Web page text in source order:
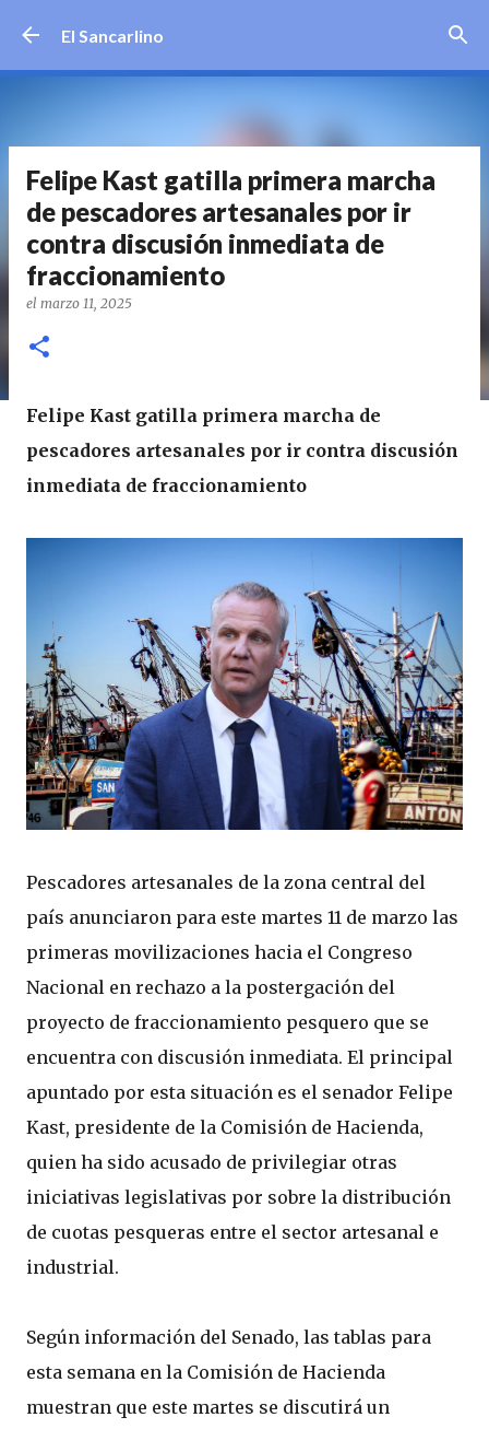
El Sancarlino
Felipe Kast gatilla primera marcha
de pescadores artesanales por ir
contra discusión inmediata de
fraccionamiento
el marzo 11, 2025
Felipe Kast gatilla primera marcha de
pescadores artesanales por ir contra discusión
inmediata de fraccionamiento
Pescadores artesanales de la zona central del
país anunciaron para este martes 11 de marzo las
primeras movilizaciones hacia el Congreso
Nacional en rechazo a la postergación del
proyecto de fraccionamiento pesquero que se
encuentra con discusión inmediata. El principal
apuntado por esta situación es el senador Felipe
Kast, presidente de la Comisión de Hacienda,
quien ha sido acusado de privilegiar otras
iniciativas legislativas por sobre la distribución
de cuotas pesqueras entre el sector artesanal e
industrial.
Según información del Senado, las tablas para
esta semana en la Comisión de Hacienda
muestran que este martes se discutirá un